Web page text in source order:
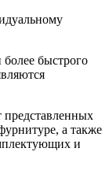
быстрого
представленных
а также
и